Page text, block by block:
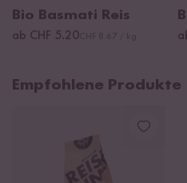
Bio Basmati Reis
ab CHF 5.20
Empfohlene Produkte